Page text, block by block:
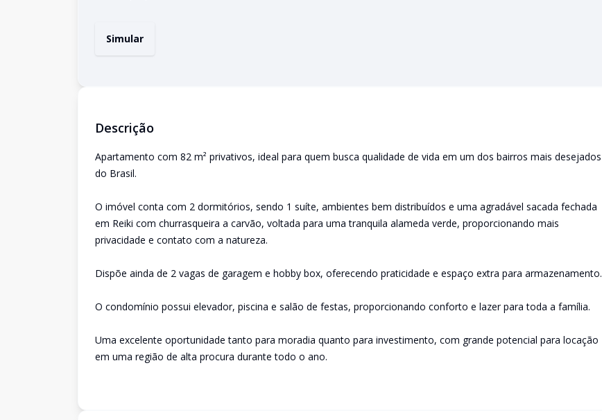
Simular
Descrição
Apartamento com 82 m² privativos, ideal para quem busca qualidade de vida em um dos bairros mais desejados
do Brasil.
O imóvel conta com 2 dormitórios, sendo 1 suíte, ambientes bem distribuídos e uma agradável sacada fechada
em Reiki com churrasqueira a carvão, voltada para uma tranquila alameda verde, proporcionando mais
privacidade e contato com a natureza.
Dispõe ainda de 2 vagas de garagem e hobby box, oferecendo praticidade e espaço extra para armazenamento.
O condomínio possui elevador, piscina e salão de festas, proporcionando conforto e lazer para toda a família.
Uma excelente oportunidade tanto para moradia quanto para investimento, com grande potencial para locação
em uma região de alta procura durante todo o ano.